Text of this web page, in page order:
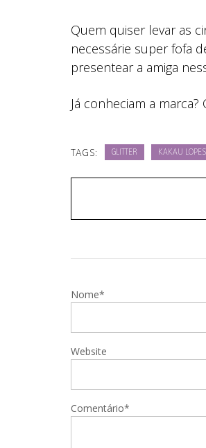
Quem quiser levar as
necessárie super fofa
presentear a amiga
Já conheciam a
TAGS: GLITTER KAKAU LOPES
Nome*
Website
Comentário*